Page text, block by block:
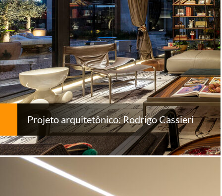
Projeto arquitetônico: Rodrigo Cassieri